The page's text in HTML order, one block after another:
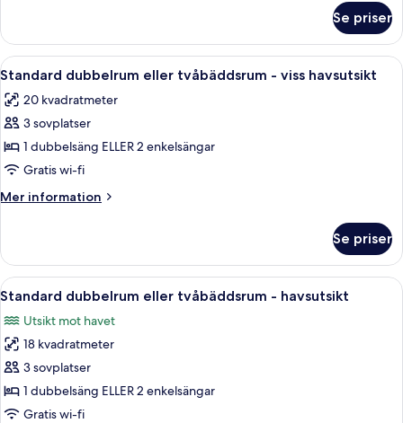
dubbelrum
eller
tvåbäddsrum
Se priser
Öppna
alla
foton
för
Standard
dubbelrum
eller
tvåbäddsrum
viss
havsutsikt
Ett modernt hotellrum med en
6
Standard dubbelrum eller tvåbäddsrum - viss havsutsikt
20 kvadratmeter
3 sovplatser
1 dubbelsäng ELLER 2 enkelsängar
Gratis wi-fi
Mer information
Mer
dubbelrum
eller
tvåbäddsrum
viss
havsutsikt
Se priser
Öppna
alla
foton
för
Standard
dubbelrum
eller
En småbåtshamn med många
8
Standard dubbelrum eller tvåbäddsrum - havsutsikt
Utsikt mot havet
18 kvadratmeter
3 sovplatser
1 dubbelsäng ELLER 2 enkelsängar
Gratis wi-fi